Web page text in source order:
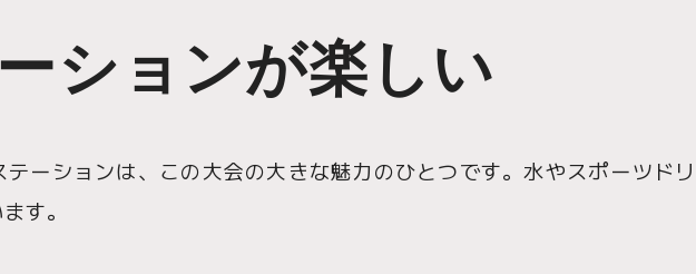
ションが楽しい
ーションは、この大会の大きな魅力のひとつです。水やスポーツド
す。